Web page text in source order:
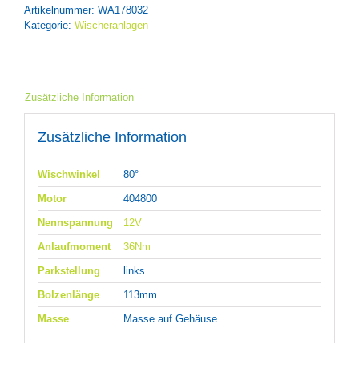
Artikelnummer: WA178032
Kategorie: Wischeranlagen
Zusätzliche Information
Zusätzliche Information
Wischwinkel
80°
Motor
404800
Nennspannung
12V
Anlaufmoment
36Nm
Parkstellung
links
Bolzenlänge
113mm
Masse
Masse auf Gehäuse